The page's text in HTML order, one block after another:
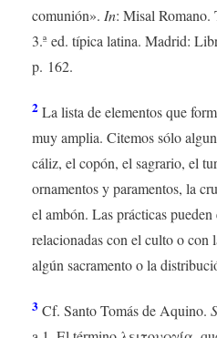
comunión». In: Misal Romano.
3.ª ed. típica latina. Madrid:
p. 162.
2La lista de elementos que
muy amplia. Citemos sólo
cáliz, el copón, el sagrario, el
ornamentos y paramentos, la
el ambón. Las prácticas pueden
relacionadas con el culto o con
algún sacramento o la
3Cf. Santo Tomás de Aquino.